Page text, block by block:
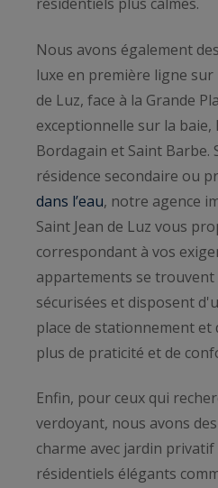
Nous avons également
luxe en première ligne sur
de Luz, face à la Grande
exceptionnelle sur la baie,
Bordagain et Saint Barbe.
résidence secondaire ou
dans l’eau, notre agence
Saint Jean de Luz vous
correspondant à vos
appartements se trouvent
sécurisées et disposent
place de stationnement et
plus de praticité et de
Enfin, pour ceux qui
verdoyant, nous avons
charme avec jardin
résidentiels élégants